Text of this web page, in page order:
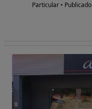
Particular • Publicado